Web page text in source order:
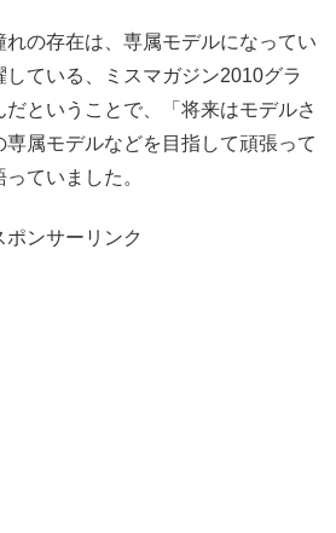
の存在は、専属モデルになってい
ている、ミスマガジン2010グラ
だということで、「将来はモデルさ
専属モデルなどを目指して頑張って
ていました。
ポンサーリンク